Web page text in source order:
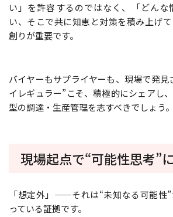
い」を許容するのではなく、「どんな
い、そこで共に知恵と対策を積み上げ
創りが重要です。
バイヤーもサプライヤーも、現場で発見
イレギュラー”こそ、積極的にシェアし
型の調達・生産管理を志すべきでしょう。
現場起点で“可能性思考”
「想定外」——それは“未知なる可能性
っている証拠です。